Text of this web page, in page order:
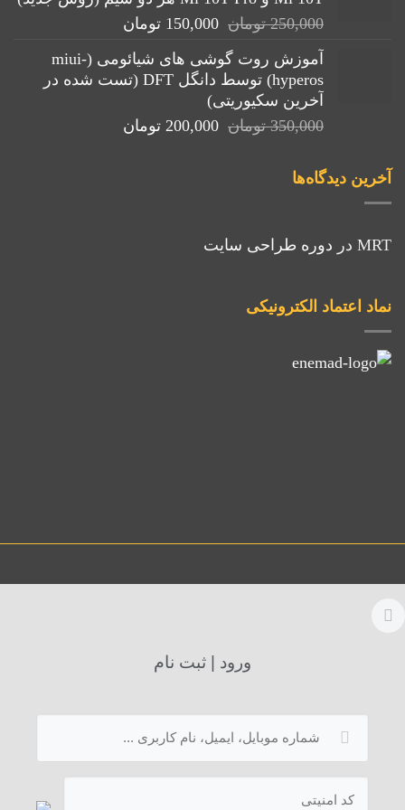
250,000 تومان قیمت
250,000 تومان
بود.
150,000 تومان
150,000 تومان.آموزش روت گوشی های شیائومی (miui-
hyperos) توسط دانگل DFT (تست شده در
آخرین سکیوریتی)
350,000 تومان قیمت
200,000 تومان
آخرین دیدگاه‌ها
MRT در دوره طراحی سایت
نماد اعتماد الکترونیکی
ورود | ثبت نام